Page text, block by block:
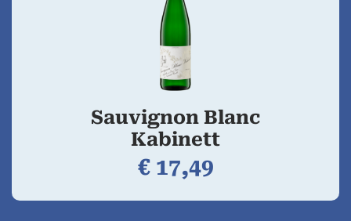
Sauvignon Blanc
Kabinett
€17,49